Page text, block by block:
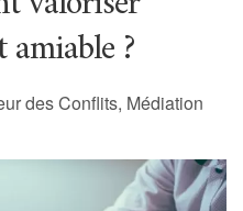
amiable ?
des Conflits, Médiation